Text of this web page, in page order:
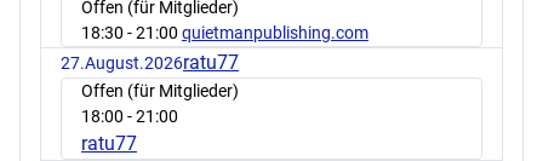
Offen (für Mitglieder)
18:30 - 21:00 quietmanpublishing.com
27.August.2026ratu77
Offen (für Mitglieder)
18:00 - 21:00
ratu77